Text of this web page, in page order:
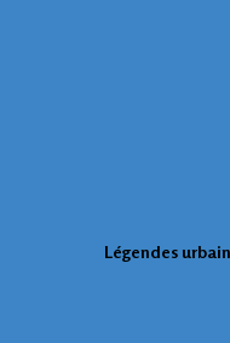
Légendes